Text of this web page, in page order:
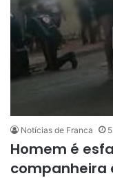
Notícias de Franca
Homem é
companheira